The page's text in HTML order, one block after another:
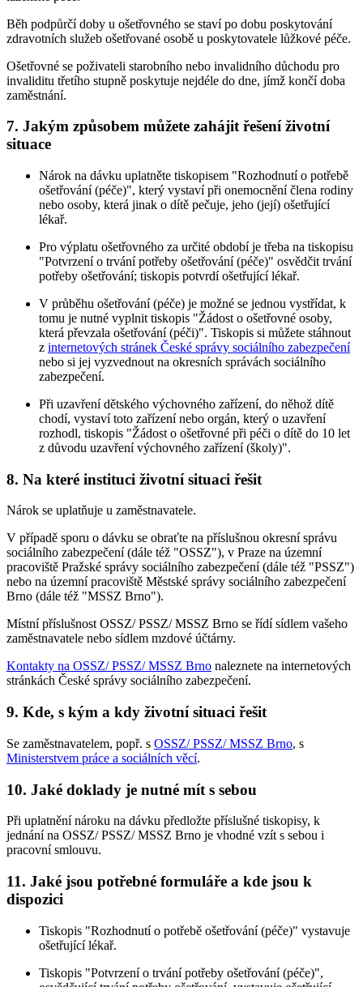
Běh podpůrčí doby u ošetřovného se staví po dobu poskytování
zdravotních služeb ošetřované osobě u poskytovatele lůžkové péče.
Ošetřovné se poživateli starobního nebo invalidního důchodu pro
invaliditu třetího stupně poskytuje nejdéle do dne, jímž končí doba
zaměstnání.
7. Jakým způsobem můžete zahájit řešení životní
situace
Nárok na dávku uplatněte tiskopisem "Rozhodnutí o potřebě
ošetřování (péče)", který vystaví při onemocnění člena rodiny
nebo osoby, která jinak o dítě pečuje, jeho (její) ošetřující
lékař.
Pro výplatu ošetřovného za určité období je třeba na tiskopisu
"Potvrzení o trvání potřeby ošetřování (péče)" osvědčit trvání
potřeby ošetřování; tiskopis potvrdí ošetřující lékař.
V průběhu ošetřování (péče) je možné se jednou vystřídat, k
tomu je nutné vyplnit tiskopis "Žádost o ošetřovné osoby,
která převzala ošetřování (péči)". Tiskopis si můžete stáhnout
z internetových stránek České správy sociálního zabezpečení
nebo si jej vyzvednout na okresních správách sociálního
zabezpečení.
Při uzavření dětského výchovného zařízení, do něhož dítě
chodí, vystaví toto zařízení nebo orgán, který o uzavření
rozhodl, tiskopis "Žádost o ošetřovné při péči o dítě do 10 let
z důvodu uzavření výchovného zařízení (školy)".
8. Na které instituci životní situaci řešit
Nárok se uplatňuje u zaměstnavatele.
V případě sporu o dávku se obraťte na příslušnou okresní správu
sociálního zabezpečení (dále též "OSSZ"), v Praze na územní
pracoviště Pražské správy sociálního zabezpečení (dále též "PSSZ")
nebo na územní pracoviště Městské správy sociálního zabezpečení
Brno (dále též "MSSZ Brno").
Místní příslušnost OSSZ/ PSSZ/ MSSZ Brno se řídí sídlem vašeho
zaměstnavatele nebo sídlem mzdové účtárny.
Kontakty na OSSZ/ PSSZ/ MSSZ Brno naleznete na internetových
stránkách České správy sociálního zabezpečení.
9. Kde, s kým a kdy životní situaci řešit
Se zaměstnavatelem, popř. s OSSZ/ PSSZ/ MSSZ Brno, s
Ministerstvem práce a sociálních věcí.
10. Jaké doklady je nutné mít s sebou
Při uplatnění nároku na dávku předložte příslušné tiskopisy, k
jednání na OSSZ/ PSSZ/ MSSZ Brno je vhodné vzít s sebou i
pracovní smlouvu.
11. Jaké jsou potřebné formuláře a kde jsou k
dispozici
Tiskopis "Rozhodnutí o potřebě ošetřování (péče)" vystavuje
ošetřující lékař.
Tiskopis "Potvrzení o trvání potřeby ošetřování (péče)",